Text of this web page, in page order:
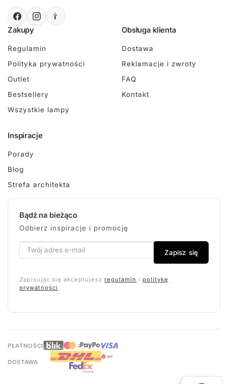
Zakupy
Regulamin
Polityka prywatności
Outlet
Bestsellery
Wszystkie lampy
Obsługa klienta
Dostawa
Reklamacje i zwroty
FAQ
Kontakt
Inspiracje
Porady
Blog
Strefa architekta
Bądź na bieżąco
Odbierz inspiracje i promocję
Zapisz się
Zapisując się akceptujesz regulamin i politykę
prywatności .
PŁATNOŚCI
DOSTAWA